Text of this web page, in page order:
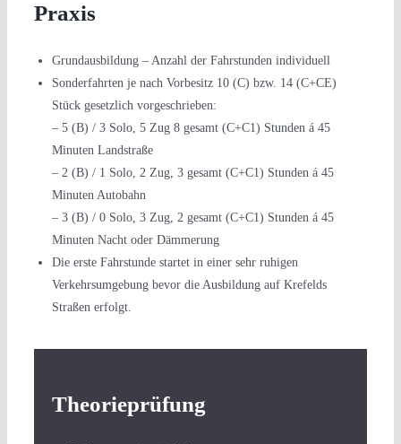
Praxis
Grundausbildung – Anzahl der Fahrstunden individuell
Sonderfahrten je nach Vorbesitz 10 (C) bzw. 14 (C+CE)
Stück gesetzlich vorgeschrieben:
– 5 (B) / 3 Solo, 5 Zug 8 gesamt (C+C1) Stunden á 45
Minuten Landstraße
– 2 (B) / 1 Solo, 2 Zug, 3 gesamt (C+C1) Stunden á 45
Minuten Autobahn
– 3 (B) / 0 Solo, 3 Zug, 2 gesamt (C+C1) Stunden á 45
Minuten Nacht oder Dämmerung
Die erste Fahrstunde startet in einer sehr ruhigen
Verkehrsumgebung bevor die Ausbildung auf Krefelds
Straßen erfolgt.
Theorieprüfung